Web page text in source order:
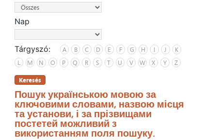
Nap
Tárgyszó: A B C D E F G H I J
K
L
M N O P Q R S T U V W X Y Z
Keresés
Пошук українською мовою за
ключовими словами, назвою місця
та установи, і за прізвищами
постетей можливий з
використанням поля пошуку.